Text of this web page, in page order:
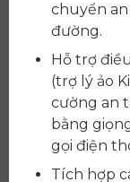
chuyển
đường.
Hỗ trợ
(trợ lý ảo
cường an
bằng
gọi điện
Tích hợp